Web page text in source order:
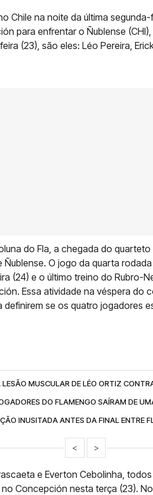
Chile na noite da última
para enfrentar o Ñublense
(23), são eles: Léo Pereira,
do Fla, a chegada do
O jogo da quarta
(24) e o último treino do Rubro-
Essa atividade na véspera do
definirem se os quatro jogadores
MUSCULAR DE LÉO ORTIZ
DO FLAMENGO SAÍRAM DE
INUSITADA ANTES DA FINAL ENTRE
< >
e Everton Cebolinha,
Concepción nesta terça (23).